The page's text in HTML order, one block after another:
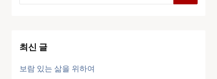
최신 글
보람 있는 삶을 위하여